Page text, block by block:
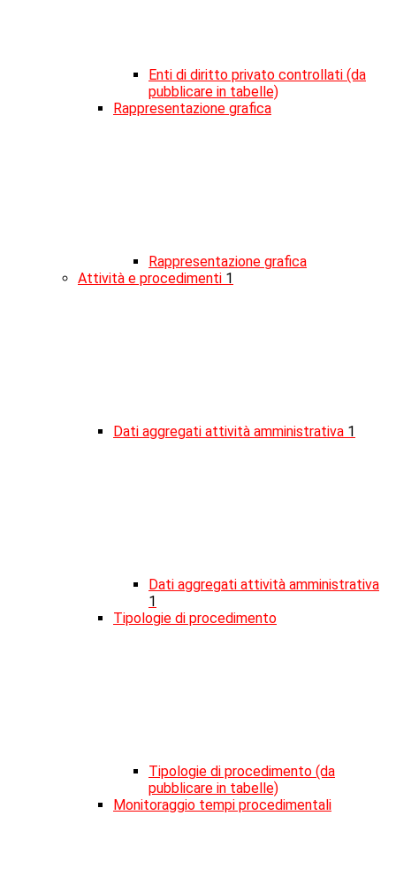
Enti di diritto privato controllati (da
pubblicare in tabelle)
Rappresentazione grafica
Rappresentazione grafica
Attività e procedimenti 1
Dati aggregati attività amministrativa 1
Dati aggregati attività amministrativa
1
Tipologie di procedimento
Tipologie di procedimento (da
pubblicare in tabelle)
Monitoraggio tempi procedimentali